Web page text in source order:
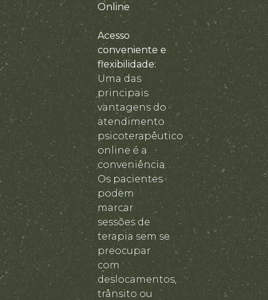
Online
Acesso
conveniente e
flexibilidade:
Uma das
principais
vantagens do
atendimento
psicoterapêutico
online é a
conveniência.
Os pacientes
podem
marcar
sessões de
terapia sem se
preocupar
com
deslocamentos,
trânsito ou